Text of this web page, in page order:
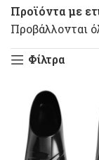
Προϊόντα με
Προβάλλονται
Φίλτρα